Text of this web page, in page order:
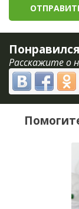
Расскажите о